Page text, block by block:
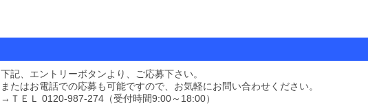
下記、エントリーボタンより、ご応募下さい。
またはお電話での応募も可能ですので、お気軽にお問い合わせください。
→ＴＥＬ 0120-987-274（受付時間9:00～18:00）